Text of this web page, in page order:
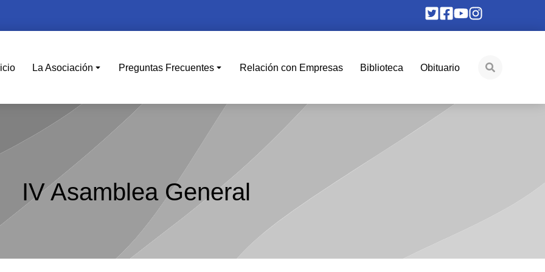
La Asociación Preguntas Frecuentes Relación con Empresas Biblioteca Obituario
IV Asamblea General